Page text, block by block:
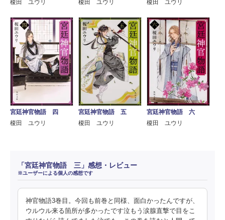
榎田 ユウリ
榎田 ユウリ
榎田 ユウリ
宮廷神官物語 四
榎田 ユウリ
宮廷神官物語 五
榎田 ユウリ
宮廷神官物語 六
榎田 ユウリ
「宮廷神官物語 三」感想・レビュー
※ユーザーによる個人の感想です
神官物語3巻目。今回も前巻と同様、面白かったんですが、
ウルウル来る箇所が多かったです泣もう涙腺直撃で目をこ